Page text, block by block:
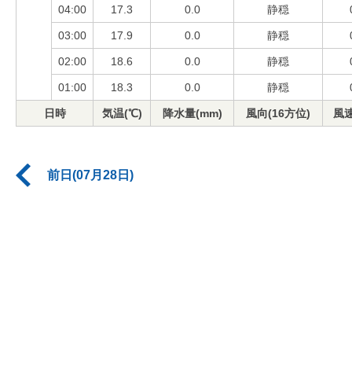
04:00 17.3 0.0 静穏
03:00 17.9 0.0 静穏
02:00 18.6 0.0 静穏
01:00 18.3 0.0 静穏
日時 気温(℃) 降水量(mm) 風向(16方位) 風
前日(07月28日)